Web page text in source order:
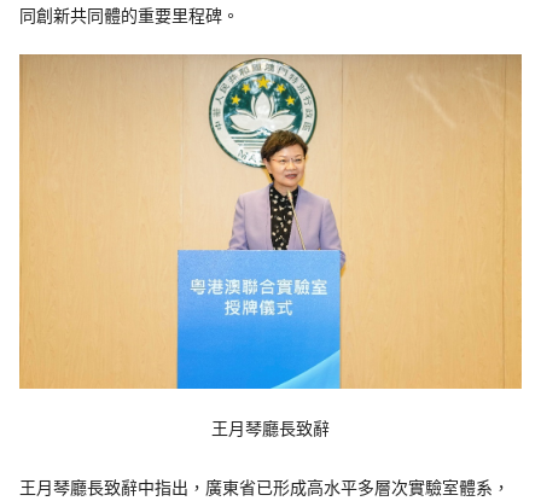
同創新共同體的重要里程碑。
王月琴廳長致辭
王月琴廳長致辭中指出，廣東省已形成高水平多層次實驗室體系，